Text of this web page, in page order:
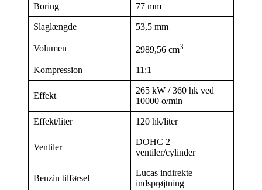
Boring 77 mm
Slaglængde 53,5 mm
Volumen 2989,56 cm3
Kompression 11:1
Effekt
265 kW / 360 hk ved
10000 o/min
Effekt/liter 120 hk/liter
Ventiler
DOHC 2
ventiler/cylinder
Benzin tilførsel
Lucas indirekte
indsprøjtning